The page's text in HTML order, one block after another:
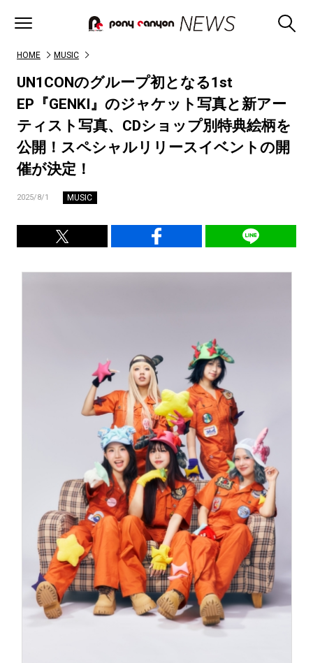
HOME MUSIC
UN1CONのグループ初となる1st
EP『GENKI』のジャケット写真と新アー
ティスト写真、CDショップ別特典絵柄を
公開！スペシャルリリースイベントの開
催が決定！
2025/8/1 MUSIC